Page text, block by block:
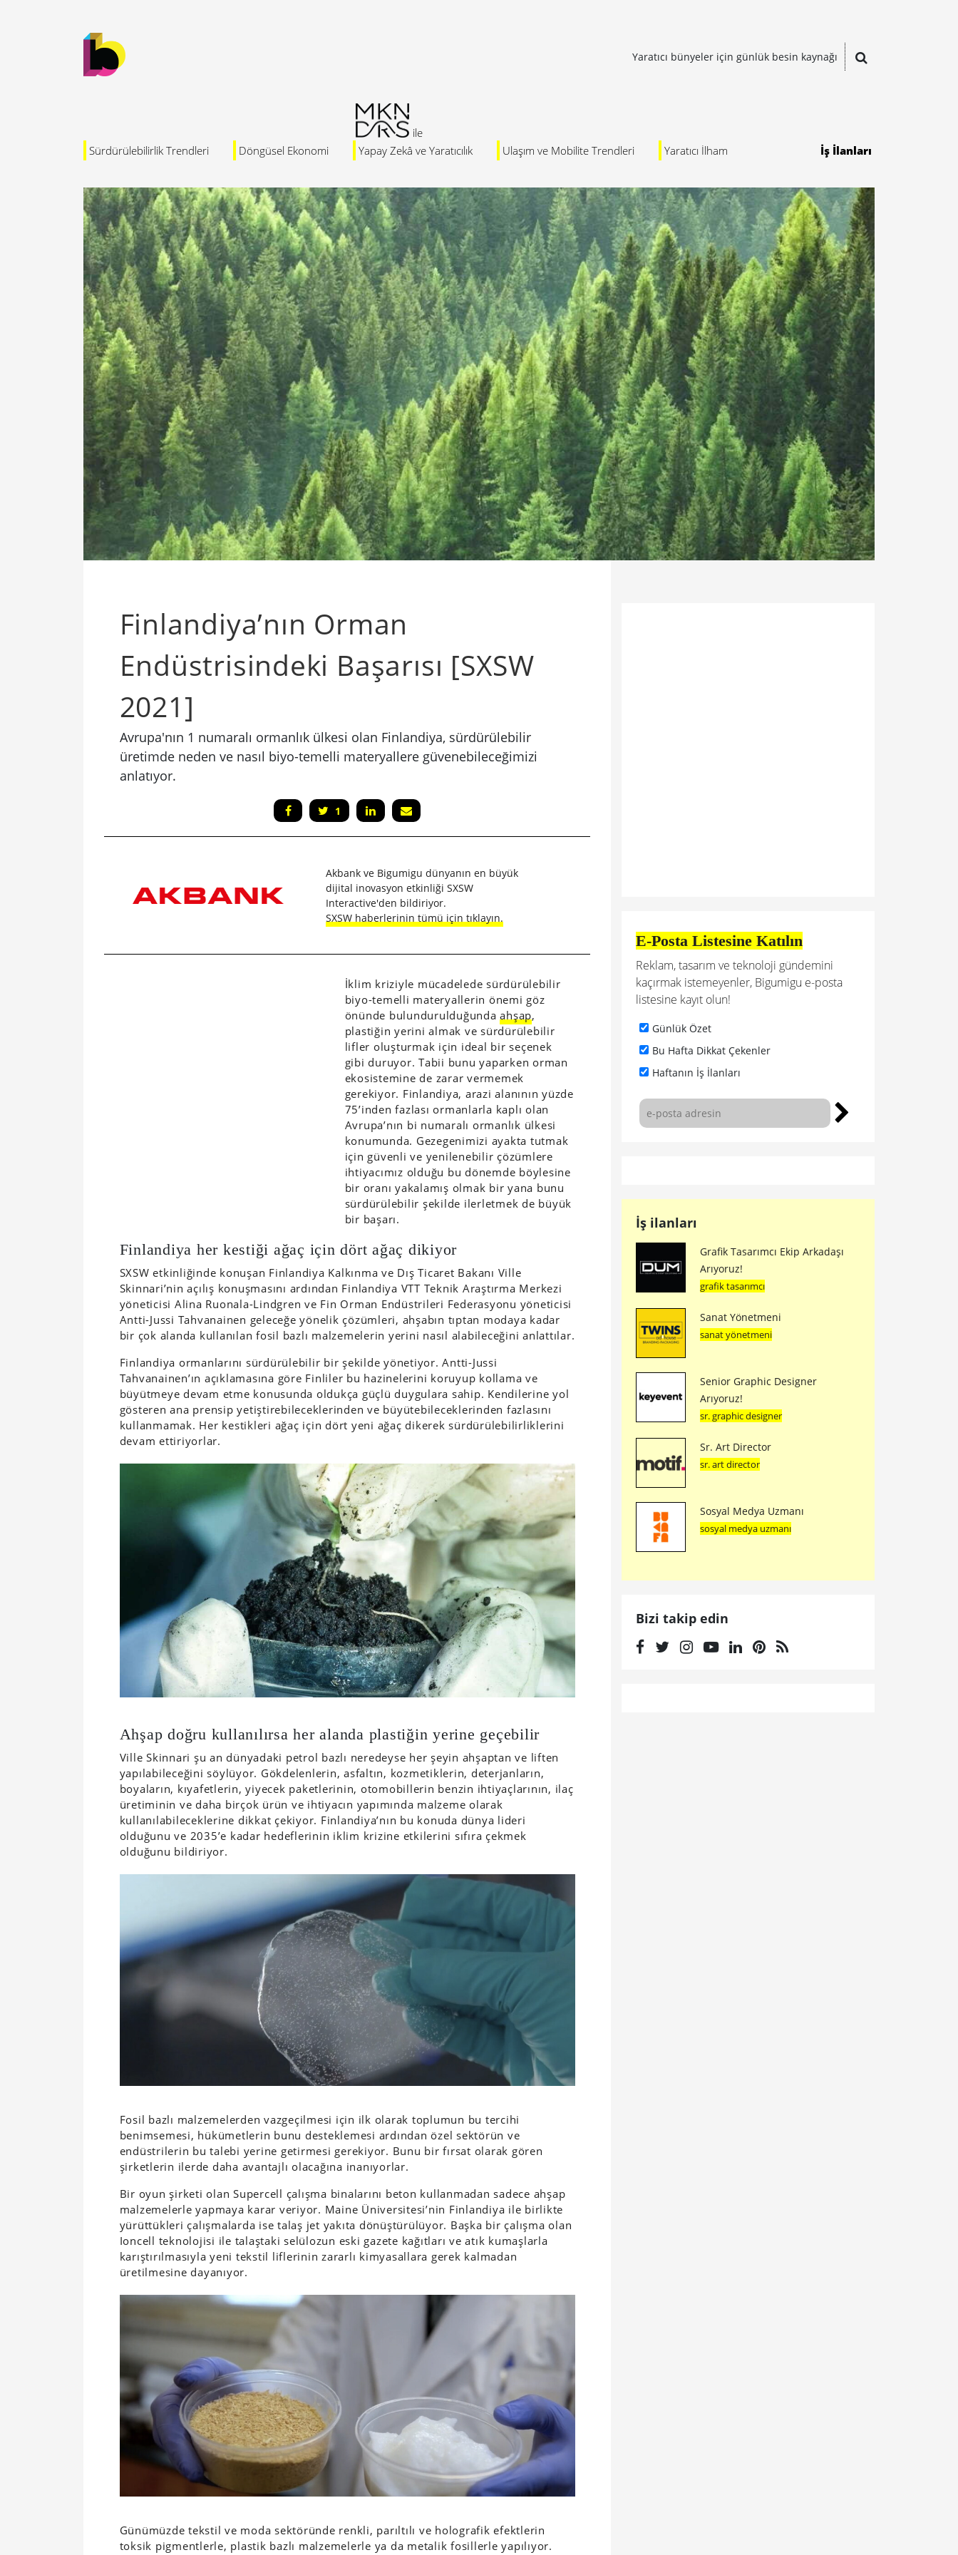
Yaratıcı bünyeler için günlük besin kaynağı
Sürdürülebilirlik Trendleri Döngüsel Ekonomi Yapay Zekâ ve Yaratıcılık Ulaşım ve Mobilite Trendleri Yaratıcı İlham İş İlanları
Finlandiya’nın Orman
Endüstrisindeki Başarısı [SXSW
2021]
Avrupa'nın 1 numaralı ormanlık ülkesi olan Finlandiya, sürdürülebilir
üretimde neden ve nasıl biyo-temelli materyallere güvenebileceğimizi
anlatıyor.
1
Akbank ve Bigumigu dünyanın en büyük
dijital inovasyon etkinliği SXSW
Interactive'den bildiriyor.
SXSW haberlerinin tümü için tıklayın.
İklim kriziyle mücadelede sürdürülebilir
biyo-temelli materyallerin önemi göz
önünde bulundurulduğundaahşap,
plastiğin yerini almak ve sürdürülebilir
lifler oluşturmak için ideal bir seçenek
gibi duruyor. Tabii bunu yaparken orman
ekosistemine de zarar vermemek
gerekiyor. Finlandiya, arazi alanının yüzde
75’inden fazlası ormanlarla kaplı olan
Avrupa’nın bi numaralı ormanlık ülkesi
konumunda. Gezegenimizi ayakta tutmak
için güvenli ve yenilenebilir çözümlere
ihtiyacımız olduğu bu dönemde böylesine
bir oranı yakalamış olmak bir yana bunu
sürdürülebilir şekilde ilerletmek de büyük
bir başarı.
Finlandiya her kestiği ağaç için dört ağaç dikiyor
SXSW etkinliğinde konuşan Finlandiya Kalkınma ve Dış Ticaret Bakanı Ville
Skinnari’nin açılış konuşmasını ardından Finlandiya VTT Teknik Araştırma Merkezi
yöneticisi Alina Ruonala-Lindgren ve Fin Orman Endüstrileri Federasyonu yöneticisi
Antti-Jussi Tahvanainen geleceğe yönelik çözümleri, ahşabın tıptan modaya kadar
bir çok alanda kullanılan fosil bazlı malzemelerin yerini nasıl alabileceğini anlattılar.
Finlandiya ormanlarını sürdürülebilir bir şekilde yönetiyor. Antti-Jussi
Tahvanainen’ın açıklamasına göre Finliler bu hazinelerini koruyup kollama ve
büyütmeye devam etme konusunda oldukça güçlü duygulara sahip. Kendilerine yol
gösteren ana prensip yetiştirebileceklerinden ve büyütebileceklerinden fazlasını
kullanmamak. Her kestikleri ağaç için dört yeni ağaç dikerek sürdürülebilirliklerini
devam ettiriyorlar.
Ahşap doğru kullanılırsa her alanda plastiğin yerine geçebilir
Ville Skinnari şu an dünyadaki petrol bazlı neredeyse her şeyin ahşaptan ve liften
yapılabileceğini söylüyor. Gökdelenlerin, asfaltın, kozmetiklerin, deterjanların,
boyaların, kıyafetlerin, yiyecek paketlerinin, otomobillerin benzin ihtiyaçlarının, ilaç
üretiminin ve daha birçok ürün ve ihtiyacın yapımında malzeme olarak
kullanılabileceklerine dikkat çekiyor. Finlandiya’nın bu konuda dünya lideri
olduğunu ve 2035’e kadar hedeflerinin iklim krizine etkilerini sıfıra çekmek
olduğunu bildiriyor.
Fosil bazlı malzemelerden vazgeçilmesi için ilk olarak toplumun bu tercihi
benimsemesi, hükümetlerin bunu desteklemesi ardından özel sektörün ve
endüstrilerin bu talebi yerine getirmesi gerekiyor. Bunu bir fırsat olarak gören
şirketlerin ilerde daha avantajlı olacağına inanıyorlar.
Bir oyun şirketi olan Supercell çalışma binalarını beton kullanmadan sadece ahşap
malzemelerle yapmaya karar veriyor. Maine Üniversitesi’nin Finlandiya ile birlikte
yürüttükleri çalışmalarda ise talaş jet yakıta dönüştürülüyor. Başka bir çalışma olan
Ioncell teknolojisi ile talaştaki selülozun eski gazete kağıtları ve atık kumaşlarla
karıştırılmasıyla yeni tekstil liflerinin zararlı kimyasallara gerek kalmadan
üretilmesine dayanıyor.
Günümüzde tekstil ve moda sektöründe renkli, parıltılı ve holografik efektlerin
toksik pigmentlerle, plastik bazlı malzemelerle ya da metalik fosillerle yapılıyor.
E-Posta Listesine Katılın
Reklam, tasarım ve teknoloji gündemini
kaçırmak istemeyenler, Bigumigu e-posta
listesine kayıt olun!
Günlük Özet
Bu Hafta Dikkat Çekenler
Haftanın İş İlanları
İş ilanları
Grafik Tasarımcı Ekip Arkadaşı
Arıyoruz!
grafik tasarımcı
Sanat Yönetmeni
sanat yönetmeni
Senior Graphic Designer
Arıyoruz!
sr. graphic designer
Sr. Art Director
sr. art director
Sosyal Medya Uzmanı
sosyal medya uzmanı
Bizi takip edin